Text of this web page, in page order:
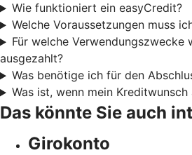
Wie funktioniert ein easyCredit?
Welche Voraussetzungen muss
Für welche Verwendungszwecke
ausgezahlt?
Was benötige ich für den
Was ist, wenn mein
Das könnte Sie auch
Girokonto